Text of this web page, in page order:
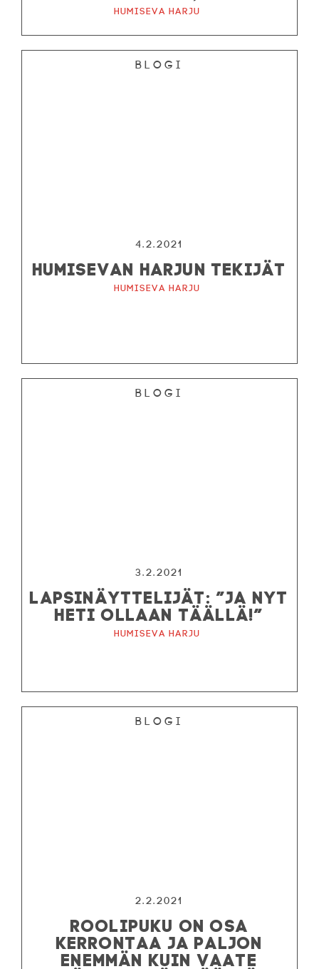
Humiseva harju
Blogi
4.2.2021
HUMISEVAN HARJUN TEKIJÄT
Humiseva harju
Blogi
3.2.2021
LAPSINÄYTTELIJÄT: ”JA NYT
HETI OLLAAN TÄÄLLÄ!”
Humiseva harju
Blogi
2.2.2021
ROOLIPUKU ON OSA
KERRONTAA JA PALJON
ENEMMÄN KUIN VAATE